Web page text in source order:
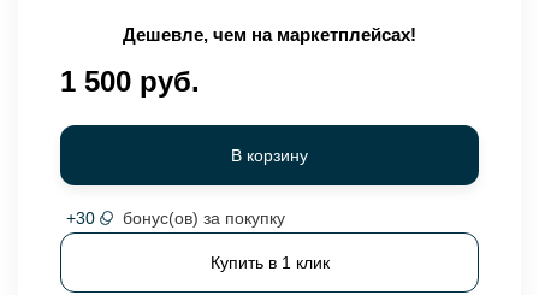
Дешевле, чем на маркетплейсах!
1 500 руб.
В корзину
+30 бонус(ов) за покупку
Купить в 1 клик